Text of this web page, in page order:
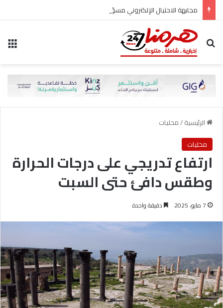
مجابهة الاحتيال الإلكتروني مسؤولية مشتركة
بحث عن
الرئيسية/محليات
محليات
ارتفاع تدريجي على درجات الحرارة
وطقس دافئ حتى السبت
7 مايو، 2025 دقيقة واحدة